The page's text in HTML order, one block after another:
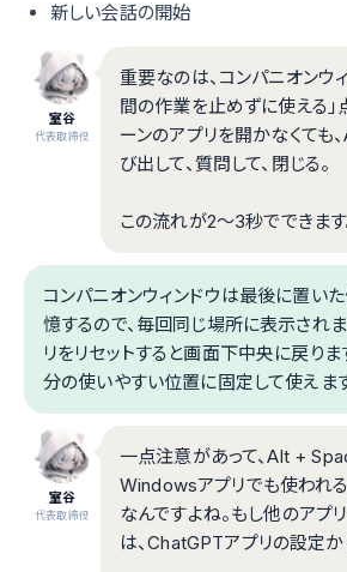
新しい会話の開始
室谷
代表取締役
重要なのは、コンパニオンウ
間の作業を止めずに使える」
ーンのアプリを開かなくても
び出して、質問して、閉じる。
この流れが2〜3秒でできます
コンパニオンウィンドウは最後に置い
憶するので、毎回同じ場所に表示されま
リをリセットすると画面下中央に戻りま
分の使いやすい位置に固定して使えます
室谷
代表取締役
一点注意があって、Alt +
Windowsアプリでも使われる
なんですよね。もし他のアプ
は、ChatGPTアプリの設定か